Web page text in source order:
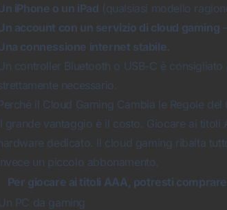
iPhone o un iPad (qualsiasi modello
account con un servizio di cloud gaming
connessione internet stabile.
controller Bluetooth o USB-C è
necessario.
il Cloud Gaming Cambia le Regole del
grande vantaggio è il costo. Giocare ai
dedicato. Il cloud gaming ribalta
un piccolo abbonamento.
Per giocare ai titoli AAA, potresti
Un PC da gaming